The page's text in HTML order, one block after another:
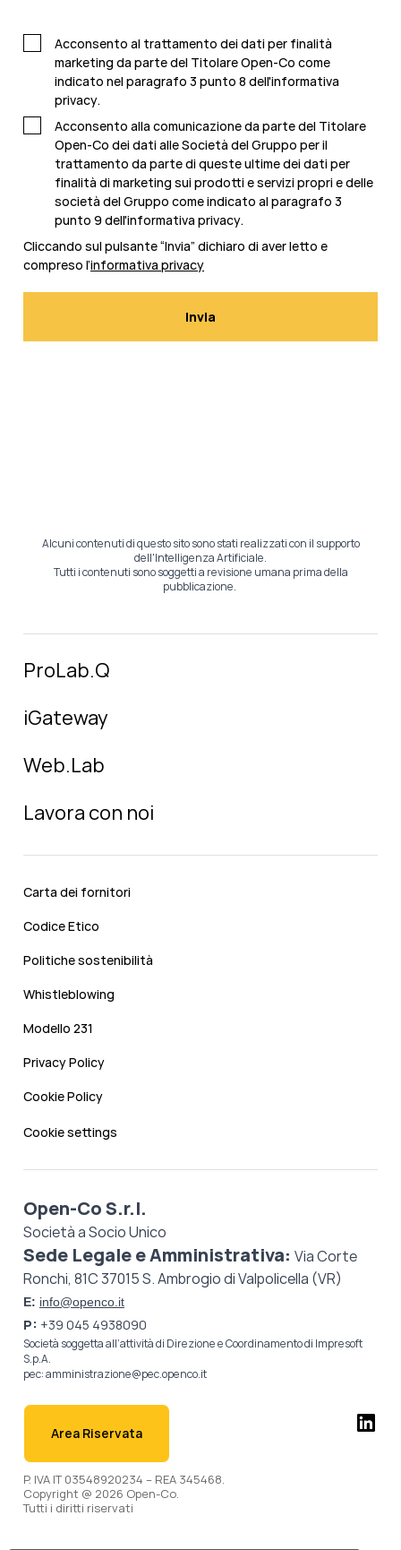
Acconsento al trattamento dei dati per finalità
marketing da parte del Titolare Open-Co come
indicato nel paragrafo 3 punto 8 dell'informativa
privacy.
Acconsento alla comunicazione da parte del Titolare
Open-Co dei dati alle Società del Gruppo per il
trattamento da parte di queste ultime dei dati per
finalità di marketing sui prodotti e servizi propri e delle
società del Gruppo come indicato al paragrafo 3
punto 9 dell'informativa privacy.
Cliccando sul pulsante “Invia” dichiaro di aver letto e
compreso l’informativa privacy
Alcuni contenuti di questo sito sono stati realizzati con il supporto
dell'Intelligenza Artificiale.
Tutti i contenuti sono soggetti a revisione umana prima della
pubblicazione.
ProLab.Q
iGateway
Web.Lab
Lavora con noi
Carta dei fornitori
Codice Etico
Politiche sostenibilità
Whistleblowing
Modello 231
Privacy Policy
Cookie Policy
Cookie settings
Open-Co S.r.l.
Società a Socio Unico
Sede Legale e Amministrativa: Via Corte
Ronchi, 81C 37015 S. Ambrogio di Valpolicella (VR)
E: info@openco.it
P: +39 045 4938090
Società soggetta all’attività di Direzione e Coordinamento di Impresoft
S.p.A.
pec:amministrazione@pec.openco.it
Area Riservata
P. IVA IT 03548920234 – REA 345468.
Copyright @ 2026 Open-Co.
Tutti i diritti riservati